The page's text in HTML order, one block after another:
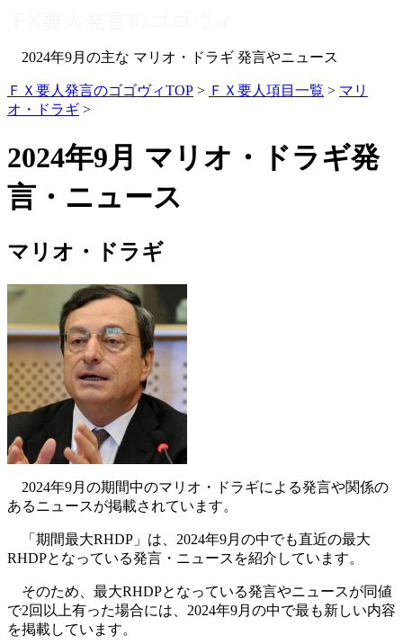
2024年9月の主な マリオ・ドラギ 発言やニュース
ＦＸ要人発言のゴゴヴィTOP > ＦＸ要人項目一覧 > マリ
オ・ドラギ >
2024年9月 マリオ・ドラギ発
言・ニュース
マリオ・ドラギ
2024年9月の期間中のマリオ・ドラギによる発言や関係の
あるニュースが掲載されています。
「期間最大RHDP」は、2024年9月の中でも直近の最大
RHDPとなっている発言・ニュースを紹介しています。
そのため、最大RHDPとなっている発言やニュースが同値
で2回以上有った場合には、2024年9月の中で最も新しい内容
を掲載しています。